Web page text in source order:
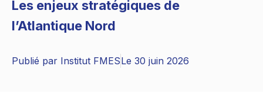
Les enjeux stratégiques de
l’Atlantique Nord
Publié par Institut FMESLe 30 juin 2026